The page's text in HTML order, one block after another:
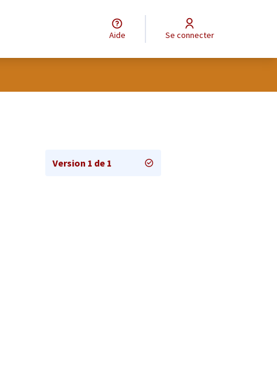
Aide Se connecter
Version 1 de 1